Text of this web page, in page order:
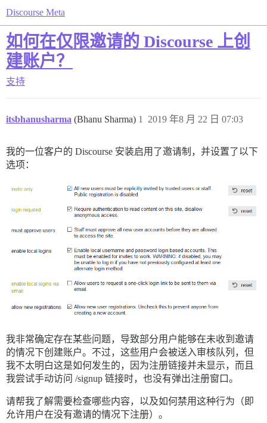
Discourse Meta
如何在仅限邀请的 Discourse 上创
建账户？
支持
itsbhanusharma (Bhanu Sharma) 2019 年8 月 22 日 07:03
1
我的一位客户的 Discourse 安装启用了邀请制，并设置了以下
选项：
我非常确定存在某些问题，导致部分用户能够在未收到邀请
的情况下创建账户。不过，这些用户会被送入审核队列，但
我不太明白这是如何发生的，因为注册链接并未显示，而且
我尝试手动访问 /signup 链接时，也没有弹出注册窗口。
请帮我了解需要检查哪些内容，以及如何禁用这种行为（即
允许用户在没有邀请的情况下注册）。